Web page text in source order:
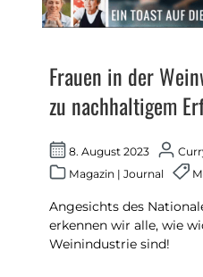
Frauen in der
zu nachhaltigem
8. August 2023
Magazin |Journal
Angesichts des
erkennen wir alle, wie
Weinindustrie sind!